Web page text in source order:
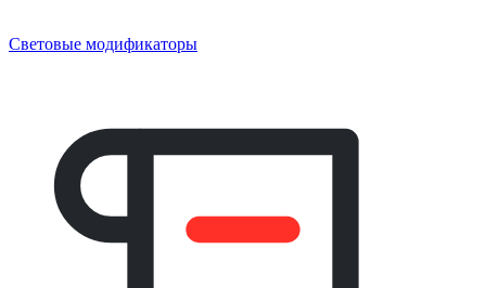
Световые модификаторы